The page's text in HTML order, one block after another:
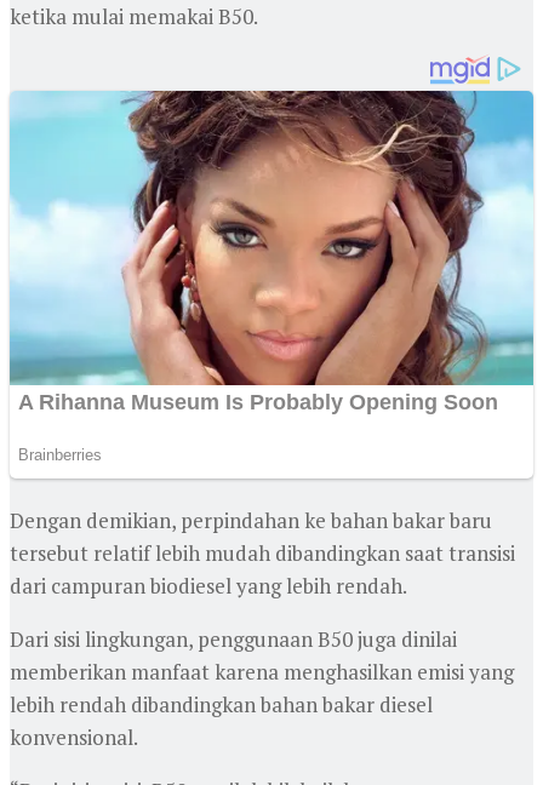
ketika mulai memakai B50.
Dengan demikian, perpindahan ke bahan bakar baru
tersebut relatif lebih mudah dibandingkan saat transisi
dari campuran biodiesel yang lebih rendah.
Dari sisi lingkungan, penggunaan B50 juga dinilai
memberikan manfaat karena menghasilkan emisi yang
lebih rendah dibandingkan bahan bakar diesel
konvensional.